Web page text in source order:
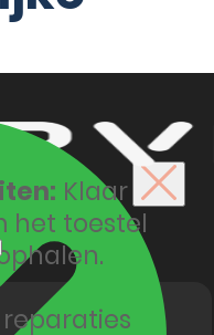
Klaar
het toestel